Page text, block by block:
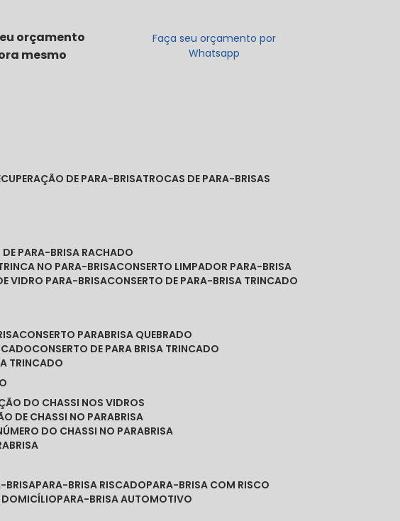
orçamento
mesmo
Faça seu orçamento por
Whatsapp
DE PARA-BRISA TROCAS DE PARA-BRISAS
DE PARA-BRISA RACHADO
TRINCA NO PARA-BRISA
CONSERTO LIMPADOR PARA-BRISA
VIDRO PARA-BRISA CONSERTO DE PARA-BRISA TRINCADO
CONSERTO PARABRISA QUEBRADO
CONSERTO DE PARA BRISA TRINCADO
TRINCADO
DO CHASSI NOS VIDROS
DE CHASSI NO PARABRISA
DO CHASSI NO PARABRISA
BRISA PARA-BRISA RISCADO PARA-BRISA COM RISCO
DOMICÍLIO PARA-BRISA AUTOMOTIVO